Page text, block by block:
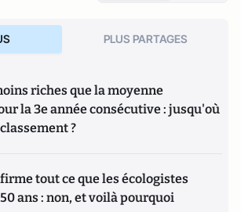
PLUS PARTAGES
riches que la moyenne
la 3e année consécutive : jusqu'où
?
tout ce que les écologistes
ans : non, et voilà pourquoi